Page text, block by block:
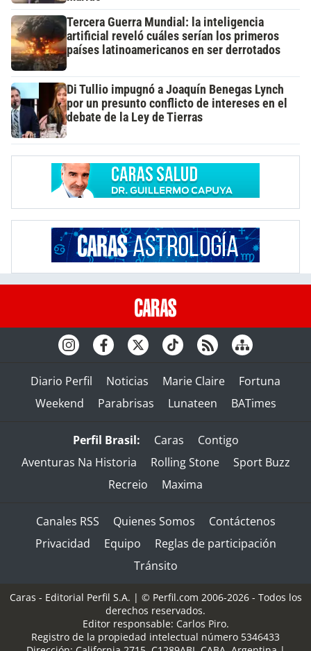
Tercera Guerra Mundial: la inteligencia
artificial reveló cuáles serían los primeros
países latinoamericanos en ser derrotados
Di Tullio impugnó a Joaquín Benegas Lynch
por un presunto conflicto de intereses en el
debate de la Ley de Tierras
Diario Perfil Noticias Marie Claire
Fortuna
Weekend
Parabrisas Lunateen BATimes
Perfil Brasil: Caras
Contigo
Aventuras Na Historia
Rolling Stone
Sport Buzz
Recreio
Maxima
Canales RSS Quienes Somos
Contáctenos
Privacidad
Equipo
Reglas de participación
Tránsito
Caras - Editorial Perfil S.A. | © Perfil.com 2006-2026 - Todos los
derechos reservados.
Editor responsable: Carlos Piro.
Registro de la propiedad intelectual número 5346433